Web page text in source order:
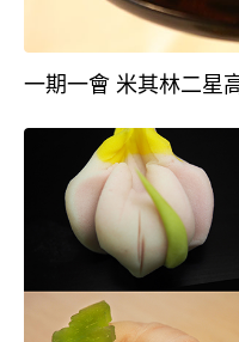
一期一會 米其林二星